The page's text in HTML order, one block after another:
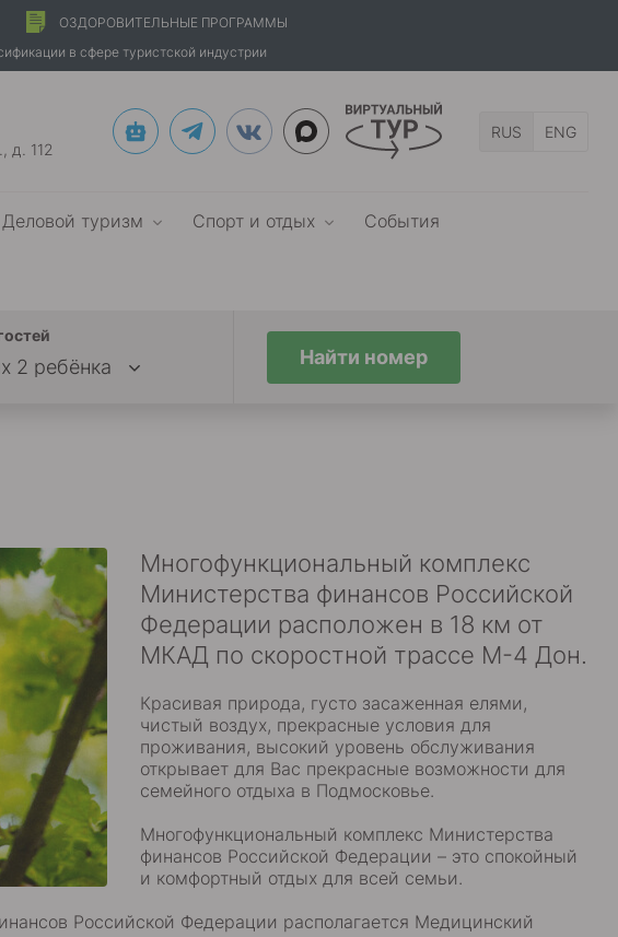
ОЗДОРОВИТЕЛЬНЫЕ ПРОГРАММЫ
в сфере туристской индустрии
д. 112
RUS ENG
Деловой туризм Спорт и отдых События
2 ребёнка Найти номер
Многофункциональный комплекс
Министерства финансов Российской
Федерации расположен в 18 км от
МКАД по скоростной трассе М-4 Дон.
Красивая природа, густо засаженная елями,
чистый воздух, прекрасные условия для
проживания, высокий уровень обслуживания
открывает для Вас прекрасные возможности для
семейного отдыха в Подмосковье.
Многофункциональный комплекс Министерства
финансов Российской Федерации – это спокойный
и комфортный отдых для всей семьи.
Российской Федерации располагается Медицинский